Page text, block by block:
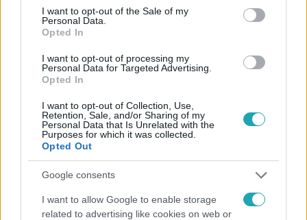
consent section.
I want to opt-out of the Sale of my
Personal Data.
Opted In
I want to opt-out of processing my
Personal Data for Targeted Advertising.
Opted In
I want to opt-out of Collection, Use,
Retention, Sale, and/or Sharing of my
Personal Data that Is Unrelated with the
Purposes for which it was collected.
Opted Out
Google consents
I want to allow Google to enable storage
related to advertising like cookies on web or
EXEK CSATÁJA #KIRÁLY PETI #
KAMARÁS NORBI
OSVÁTH ZSOLT # SZLÉPKA ARMAND REALITY
BULVÁR
Népszerű